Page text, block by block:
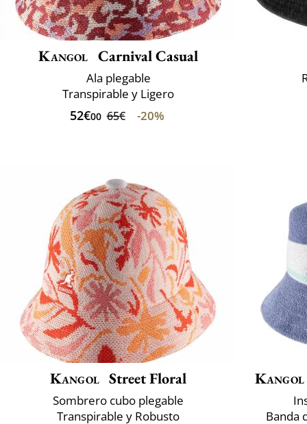
Kangol Carnival Casual
Ala plegable
Transpirable y Ligero
52€00 65€ -20%
Kangol Street Floral
Sombrero cubo plegable
Transpirable y Robusto
Kangol
Banda